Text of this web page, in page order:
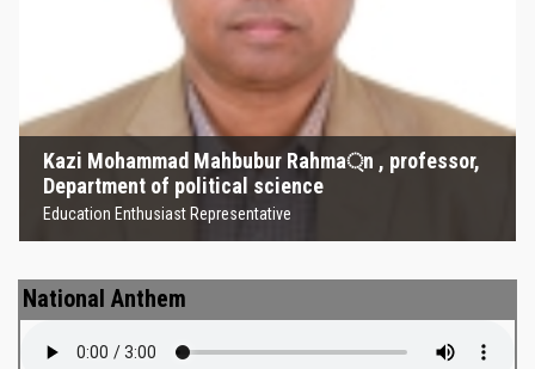
Kazi Mohammad Mahbubur Rahma্‌n , professor,
Department of political science
Education Enthusiast Representative
of political science
Education Enthusiast Representative
National Anthem